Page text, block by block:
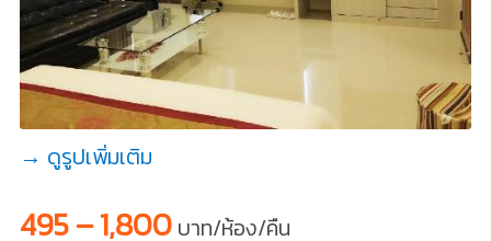
→ ดูรูปเพิ่มเติม
495 – 1,800บาท/ห้อง/คืน